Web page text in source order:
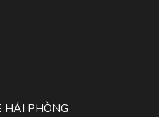
HẢI PHÒNG